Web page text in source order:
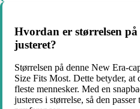
Hvordan er størrelsen
justeret?
Størrelsen på denne New Era-
Size Fits Most. Dette betyder, at
fleste mennesker. Med en
justeres i størrelse, så den